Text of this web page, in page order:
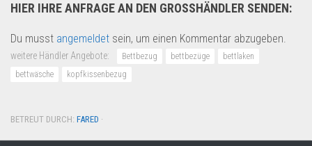
HIER IHRE ANFRAGE AN DEN GROSSHÄNDLER SENDEN:
Du musst angemeldet sein, um einen Kommentar abzugeben.
weitere Händler Angebote: Bettbezug bettbezüge
bettlaken
bettwäsche
kopfkissenbezug
BETREUT DURCH: FARED ·